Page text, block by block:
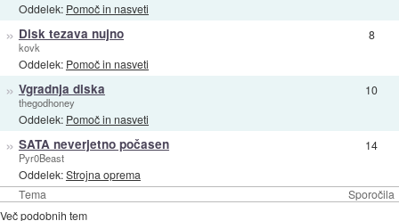
Tema Sporočila
Oddelek: Pomoč in nasveti
» Disk tezava nujno
kovk
Oddelek: Pomoč in nasveti
8
» Vgradnja diska
thegodhoney
Oddelek: Pomoč in nasveti
10
» SATA neverjetno počasen
Pyr0Beast
Oddelek:Strojna oprema
14
Več podobnih tem